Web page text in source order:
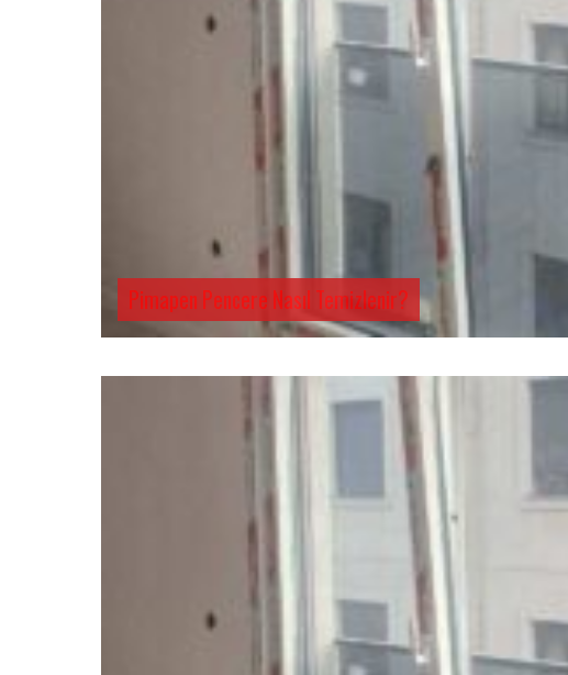
Pimapen Pencere Nasıl Temizlenir?